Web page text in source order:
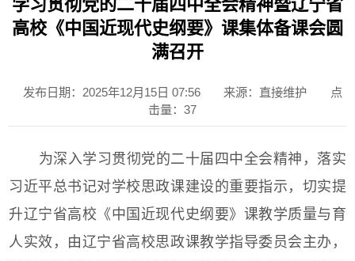
学习贯彻党的二十届四中全会精神暨辽宁省
高校《中国近现代史纲要》课集体备课会圆
满召开
发布日期：2025年12月15日 07:56 来源：直接维护
点
击量：37
为深入学习贯彻党的二十届四中全会精神，落实
习近平总书记对学校思政课建设的重要指示，切实提
升辽宁省高校《中国近现代史纲要》课教学质量与育
人实效，由辽宁省高校思政课教学指导委员会主办，